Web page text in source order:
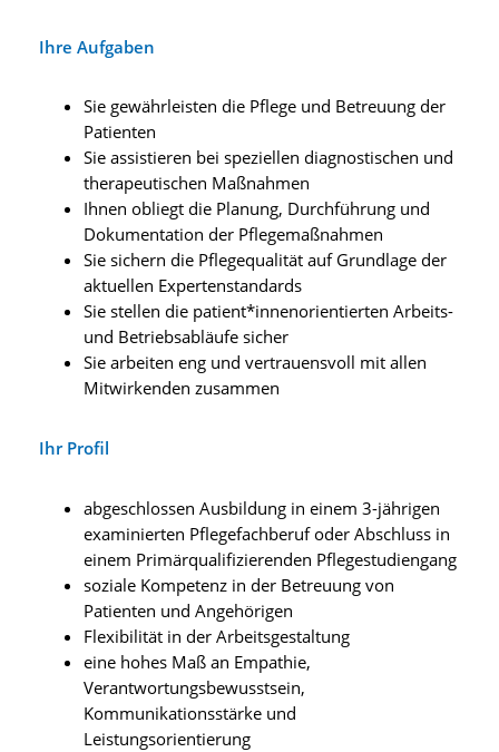
Ihre Aufgaben
Sie gewährleisten die Pflege und Betreuung der
Patienten
Sie assistieren bei speziellen diagnostischen und
therapeutischen Maßnahmen
Ihnen obliegt die Planung, Durchführung und
Dokumentation der Pflegemaßnahmen
Sie sichern die Pflegequalität auf Grundlage der
aktuellen Expertenstandards
Sie stellen die patient*innenorientierten Arbeits-
und Betriebsabläufe sicher
Sie arbeiten eng und vertrauensvoll mit allen
Mitwirkenden zusammen
Ihr Profil
abgeschlossen Ausbildung in einem 3-jährigen
examinierten Pflegefachberuf oder Abschluss in
einem Primärqualifizierenden Pflegestudiengang
soziale Kompetenz in der Betreuung von
Patienten und Angehörigen
Flexibilität in der Arbeitsgestaltung
eine hohes Maß an Empathie,
Verantwortungsbewusstsein,
Kommunikationsstärke und
Leistungsorientierung